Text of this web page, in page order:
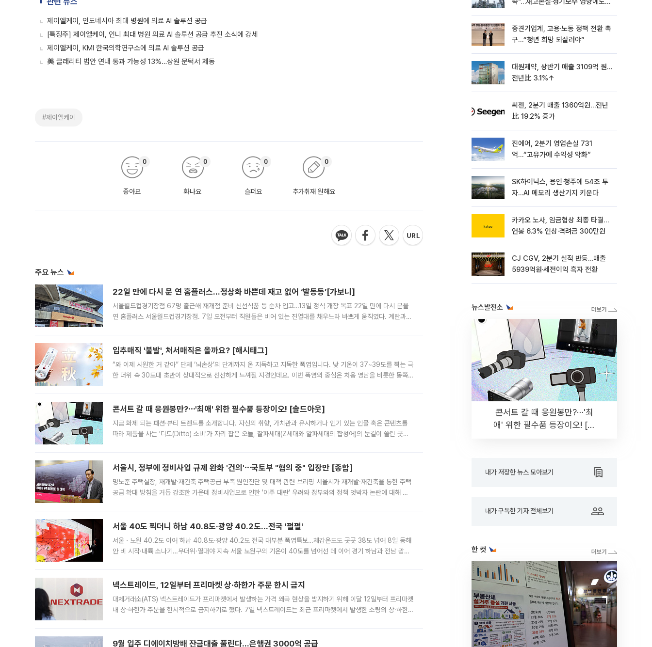
제이엘케이, 인도네시아 최대 병원에 의료 AI 솔루션 공급
[특징주] 제이엘케이, 인니 최대 병원 의료 AI 솔루션 공급 추진 소식에 강세
제이엘케이, KMI 한국의학연구소에 의료 AI 솔루션 공급
美 클래리티 법안 연내 통과 가능성 13%…상원 문턱서 제동
#제이엘케이
좋아요
0
화나요
0
슬퍼요
0
추가취재 원해요
0
주요 뉴스
22일 만에 다시 문 연 홈플러스…정상화 바쁜데 재고 없어 ‘발동동’[가보니]
서울월드컵경기장점 67명 출근해 재개점 준비 신선식품 등 순차 입고…13일 정식 개장 목표 22일 만에 다시 문을
연 홈플러스 서울월드컵경기장점. 7일 오전부터 직원들은 비어 있는 진열대를 채우느라 바쁘게 움직였다. 계란과
입추매직 '불발', 처서매직은 올까요? [해시태그]
“와 이제 시원한 거 같아” 단체 ‘뇌손상’의 단계까지 온 지독하고 지독한 폭염입니다. 낮 기온이 37~39도를 찍는 극
한 더위 속 30도대 초반이 상대적으로 선선하게 느껴질 지경인데요. 이번 폭염의 중심은 처음 영남을 비롯한 동쪽
콘서트 갈 때 응원봉만?⋯'최애' 위한 필수품 등장이오! [솔드아웃]
지금 화제 되는 패션·뷰티 트렌드를 소개합니다. 자신의 취향, 가치관과 유사하거나 인기 있는 인물 혹은 콘텐츠를
따라 제품을 사는 '디토(Ditto) 소비'가 자리 잡은 오늘, 잘파세대(Z세대와 알파세대의 합성어)의 눈길이 쏠린 곳은
서울시, 정부에 정비사업 규제 완화 '건의'⋯국토부 "협의 중" 입장만 [종합]
명노준 주택실장, 재개발·재건축 주택공급 부족 원인진단 및 대책 관련 브리핑 서울시가 재개발·재건축을 통한 주택
공급 확대 방침을 거듭 강조한 가운데 정비사업으로 인한 '이주 대란' 우려와 정부와의 정책 엇박자 논란에 대해 정
서울 40도 찍더니 하남 40.8도·광양 40.2도…전국 '펄펄'
서울ㆍ노원 40.2도 이어 하남 40.8도·광양 40.2도 전국 대부분 폭염특보…체감온도도 곳곳 38도 넘어 8일 동해
안 비 시작·내륙 소나기…무더위·열대야 지속 서울 노원구의 기온이 40도를 넘어선 데 이어 경기 하남과 전남 광양
넥스트레이드, 12일부터 프리마켓 상·하한가 주문 한시 금지
대체거래소(ATS) 넥스트레이드가 프리마켓에서 발생하는 가격 왜곡 현상을 방지하기 위해 이달 12일부터 프리마켓
내 상·하한가 주문을 한시적으로 금지하기로 했다. 7일 넥스트레이드는 최근 프리마켓에서 발생한 소량의 상·하한
9월 입주 디에이치방배 잔금대출 풀린다…은행권 3000억 공급
중견기업계, 고용·노동 정책 전환 촉
구…“청년 희망 되살려야”
대원제약, 상반기 매출 3109억 원…
전년比 3.1%↑
씨젠, 2분기 매출 1360억원…전년
比 19.2% 증가
진에어, 2분기 영업손실 731
억…“고유가에 수익성 악화”
SK하이닉스, 용인·청주에 54조 투
자…AI 메모리 생산기지 키운다
카카오 노사, 임금협상 최종 타결…
연봉 6.3% 인상·격려금 300만원
CJ CGV, 2분기 실적 반등…매출
5939억원·세전이익 흑자 전환
뉴스발전소
콘서트 갈 때 응원봉만?⋯'최
애' 위한 필수품 등장이오! [솔
내가 저장한 뉴스 모아보기
내가 구독한 기자 전체보기
한 컷